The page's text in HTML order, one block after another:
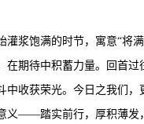
灌浆饱满的时节，寓意“将
在期待中积蓄力量。回首过
中收获荣光。今日之我们
义——踏实前行，厚积薄发